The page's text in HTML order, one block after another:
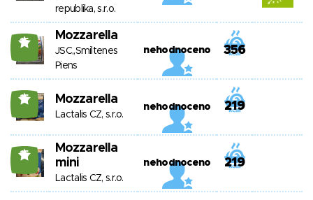
republika, s.r.o.
15 Mozzarella
JSC,,Smiltenes
Piens
nehodnoceno 356
15 Mozzarella
Lactalis CZ, s.r.o.
nehodnoceno 219
15
Mozzarella
mini
Lactalis CZ, s.r.o.
nehodnoceno 219